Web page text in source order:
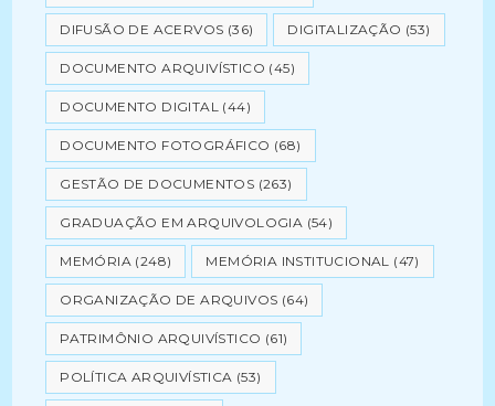
DIFUSÃO DE ACERVOS (36) DIGITALIZAÇÃO (53)
DOCUMENTO ARQUIVÍSTICO (45)
DOCUMENTO DIGITAL (44)
DOCUMENTO FOTOGRÁFICO (68)
GESTÃO DE DOCUMENTOS (263)
GRADUAÇÃO EM ARQUIVOLOGIA (54)
MEMÓRIA (248) MEMÓRIA INSTITUCIONAL (47)
ORGANIZAÇÃO DE ARQUIVOS (64)
PATRIMÔNIO ARQUIVÍSTICO (61)
POLÍTICA ARQUIVÍSTICA (53)